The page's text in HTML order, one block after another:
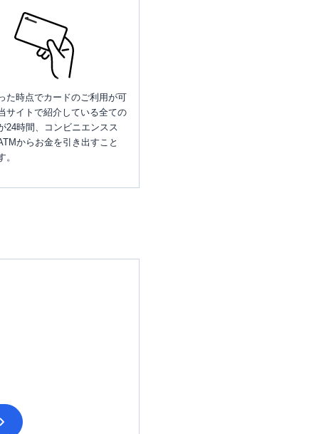
た時点でカードのご利用が可
サイトで紹介している全ての
24時間、コンビニエンスス
からお金を引き出すこと
。